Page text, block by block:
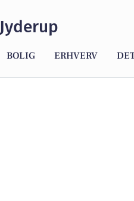
Jyderup
BOLIG ERHVERV